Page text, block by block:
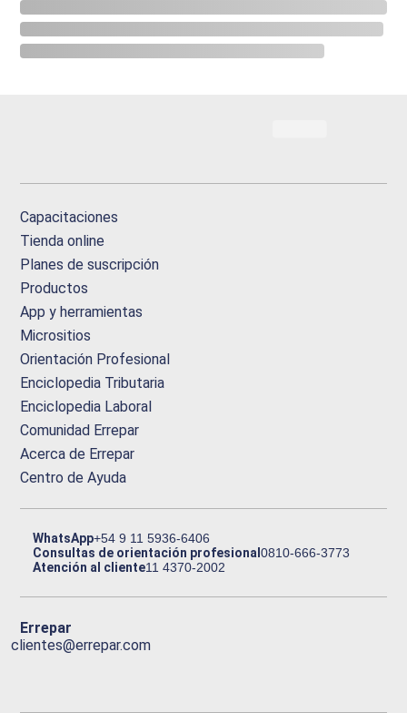
Capacitaciones
Tienda online
Planes de suscripción
Productos
App y herramientas
Micrositios
Orientación Profesional
Enciclopedia Tributaria
Enciclopedia Laboral
Comunidad Errepar
Acerca de Errepar
Centro de Ayuda
WhatsApp+54 9 11 5936-6406
Consultas de orientación profesional0810-666-3773
Atención al cliente11 4370-2002
Errepar
clientes@errepar.com